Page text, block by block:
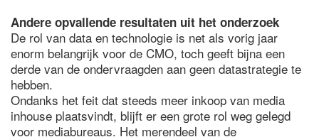
Andere opvallende resultaten uit het onderzoek
De rol van data en technologie is net als vorig jaar
enorm belangrijk voor de CMO, toch geeft bijna een
derde van de ondervraagden aan geen datastrategie te
hebben.
Ondanks het feit dat steeds meer inkoop van media
inhouse plaatsvindt, blijft er een grote rol weg gelegd
voor mediabureaus. Het merendeel van de